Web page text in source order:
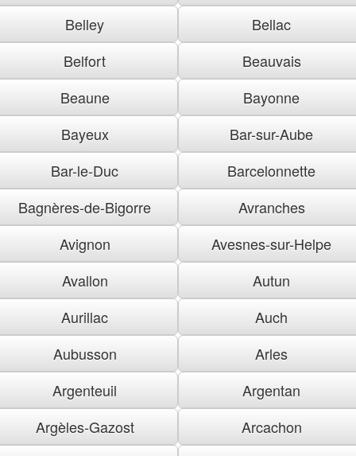
Belley
Bellac
Belfort
Beauvais
Beaune
Bayonne
Bayeux
Bar-sur-Aube
Bar-le-Duc
Barcelonnette
Bagnères-de-Bigorre
Avranches
Avignon
Avesnes-sur-Helpe
Avallon
Autun
Aurillac
Auch
Aubusson
Arles
Argenteuil
Argentan
Argèles-Gazost
Arcachon